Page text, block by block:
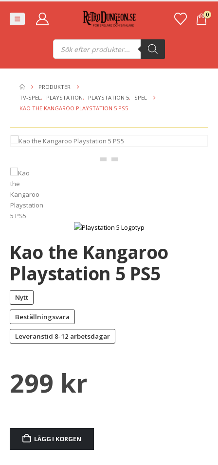
0
Produktsökning
PRODUKTER
TV-SPEL, PLAYSTATION, PLAYSTATION 5,
SPEL
KAO THE KANGAROO PLAYSTATION 5 PS5
Kao the Kangaroo
Playstation 5 PS5
Nytt
Beställningsvara
Leveranstid 8-12 arbetsdagar
299 kr
LÄGG I KORGEN
Alternative: